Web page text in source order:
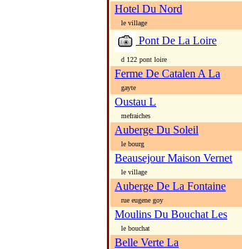
Hotel Du Nord
le village
Pont De La Loire
d 122 pont loire
Ferme De Catalen A La
gayte
Oustau L
mefraiches
Auberge Du Soleil
le bourg
Beausejour Maison Vernet
le village
Auberge De La Fontaine
rue eugene goy
Moulins Du Bouchat Les
le bouchat
Belle Verte La